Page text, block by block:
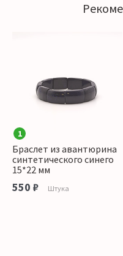
1
Браслет из авантюрина
синтетического синего
15*22 мм
550 ₽ Штука